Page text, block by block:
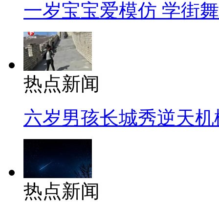
一岁宝宝爱模仿 学街
热点新闻
六岁男孩长城秀逆天机
热点新闻